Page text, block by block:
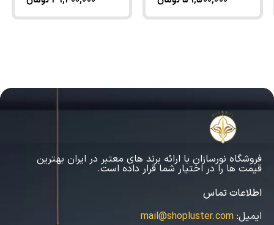
of
of
فروشگاه نورسازان با ارائه برند های معتبر در ایران بهترین
قیمت ها را در اختیار شما قرار داده است.
اطلاعات تماس
ایمیل: mail@shopluster.com